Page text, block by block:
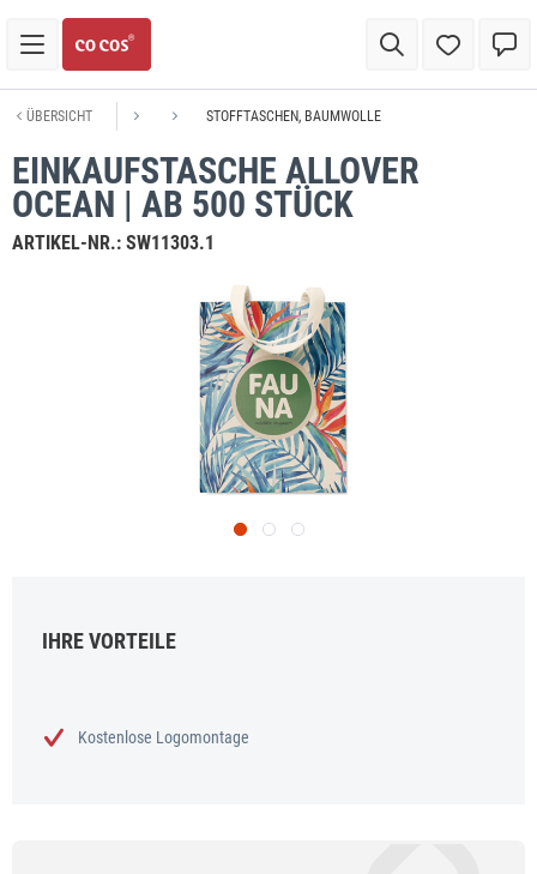
ÜBERSICHT STOFFTASCHEN, BAUMWOLLE
EINKAUFSTASCHE ALLOVER
OCEAN | AB 500 STÜCK
ARTIKEL-NR.: SW11303.1
IHRE VORTEILE
Kostenlose Logomontage